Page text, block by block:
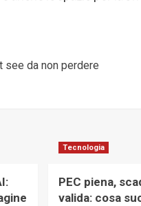
see da non perdere
Tecnologia
PEC piena,
valida: cosa